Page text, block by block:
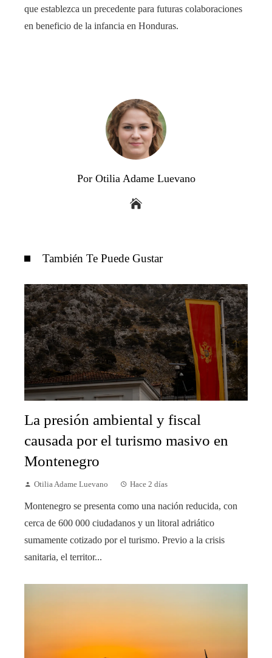
que establezca un precedente para futuras colaboraciones
en beneficio de la infancia en Honduras.
Por Otilia Adame Luevano
También Te Puede Gustar
La presión ambiental y fiscal
causada por el turismo masivo en
Montenegro
Otilia Adame Luevano Hace 2 días
Montenegro se presenta como una nación reducida, con
cerca de 600 000 ciudadanos y un litoral adriático
sumamente cotizado por el turismo. Previo a la crisis
sanitaria, el territor...